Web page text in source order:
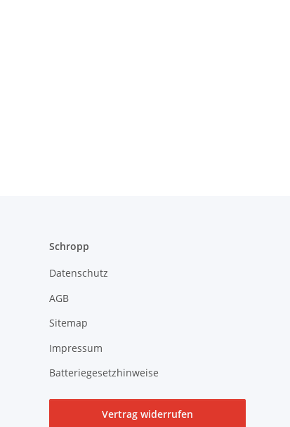
Schropp
Datenschutz
AGB
Sitemap
Impressum
Batteriegesetzhinweise
Vertrag widerrufen